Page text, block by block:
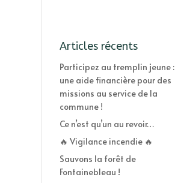
Articles récents
Participez au tremplin jeune :
une aide financière pour des
missions au service de la
commune !
Ce n’est qu’un au revoir…
🔥 Vigilance incendie 🔥
Sauvons la forêt de
Fontainebleau !